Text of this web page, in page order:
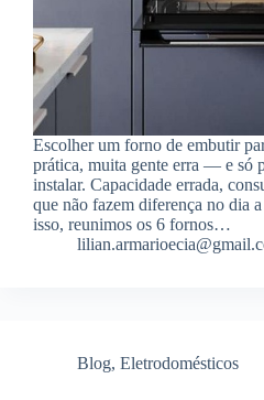
Escolher um forno de embutir
prática, muita gente erra — e só
instalar. Capacidade errada,
que não fazem diferença no dia
isso, reunimos os 6 fornos…
Blog, Eletrodomésticos